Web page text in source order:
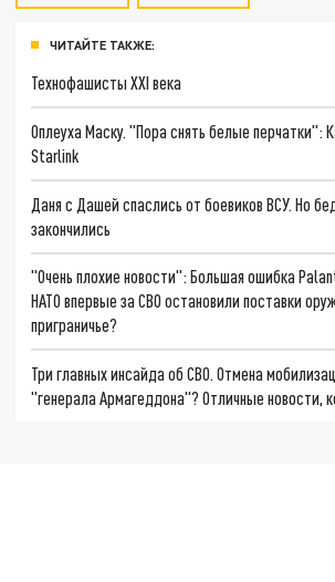
ЧИТАЙТЕ ТАКЖЕ:
Технофашисты XXI века
Оплеуха Маску. "Пора снять белые перчатки":
Starlink
Даня с Дашей спаслись от боевиков ВСУ. Но
закончились
"Очень плохие новости": Большая ошибка
НАТО впервые за СВО остановили поставки
приграничье?
Три главных инсайда об СВО. Отмена
"генерала Армагеддона"? Отличные новости,